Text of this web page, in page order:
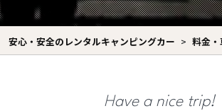
安心・安全のレンタルキャンピングカー 料金
Have a nice trip!